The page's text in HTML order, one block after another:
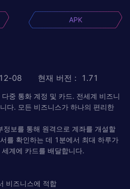
APK
08 현재 버전 : 1.71
중 통화 계정 및 카드. 전세계 비즈니
다. 모든 비즈니스가 하나의 편리한
정보를 통해 원격으로 계좌를 개설할
를 확인하는 데 1분에서 최대 하루가
계에 카드를 배달합니다.
비즈니스에 적합